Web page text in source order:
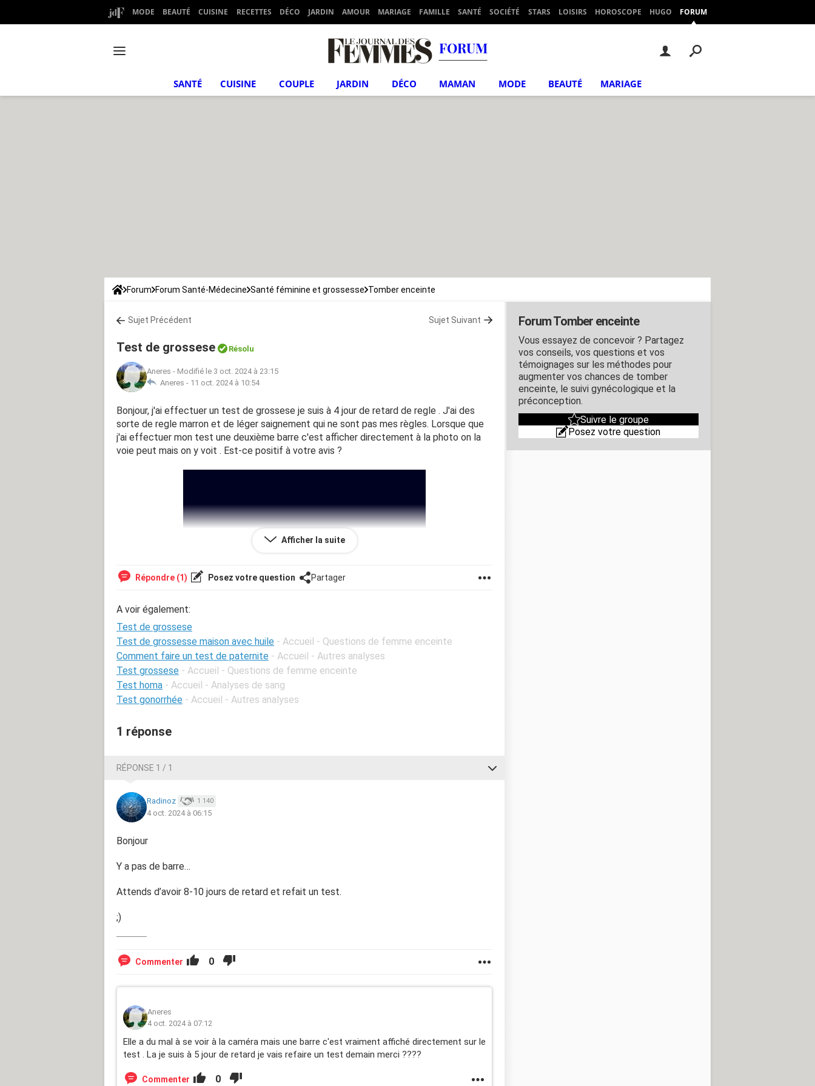
MODE BEAUTÉ CUISINE RECETTES DÉCO JARDIN AMOUR MARIAGE FAMILLE SANTÉ SOCIÉTÉ STARS LOISIRS HOROSCOPE HUGO FORUM
FORUM
SANTÉ CUISINE COUPLE JARDIN DÉCO MAMAN MODE BEAUTÉ MARIAGE
Forum Forum Santé-Médecine Santé féminine et grossesse Tomber enceinte
Sujet Précédent Sujet Suivant
Test de grossese Résolu
Aneres - Modifié le 3 oct. 2024 à 23:15
Aneres - 11 oct. 2024 à 10:54
Bonjour, j'ai effectuer un test de grossese je suis à 4 jour de retard de regle . J'ai des
sorte de regle marron et de léger saignement qui ne sont pas mes règles. Lorsque que
j'ai effectuer mon test une deuxième barre c'est afficher directement à la photo on la
voie peut mais on y voit . Est-ce positif à votre avis ?
Afficher la suite
Répondre (1) Posez votre question Partager
A voir également:
Test de grossese
Test de grossesse maison avec huile - Accueil - Questions de femme enceinte
Comment faire un test de paternite - Accueil - Autres analyses
Test grossese - Accueil - Questions de femme enceinte
Test homa - Accueil - Analyses de sang
Test gonorrhée - Accueil - Autres analyses
1 réponse
RÉPONSE 1 / 1
Radinoz 1 140
4 oct. 2024 à 06:15
Bonjour
Y a pas de barre…
Attends d’avoir 8-10 jours de retard et refait un test.
;)
Commenter 0
Aneres
4 oct. 2024 à 07:12
Elle a du mal à se voir à la caméra mais une barre c'est vraiment affiché directement sur le
test . La je suis à 5 jour de retard je vais refaire un test demain merci ????
Commenter 0
Forum Tomber enceinte
Vous essayez de concevoir ? Partagez
vos conseils, vos questions et vos
témoignages sur les méthodes pour
augmenter vos chances de tomber
enceinte, le suivi gynécologique et la
préconception.
Suivre le groupe
Posez votre question